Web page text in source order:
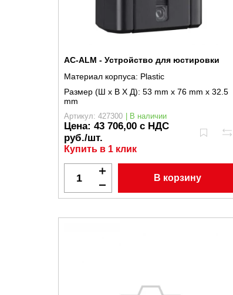
AC-ALM - Устройство для юстировки
Материал корпуса: Plastic
Размер (Ш x В X Д): 53 mm x 76 mm x 32.5
mm
Артикул: 427300 | В наличии
Цена: 43 706,00 с НДС
руб./шт.
Купить в 1 клик
В корзину